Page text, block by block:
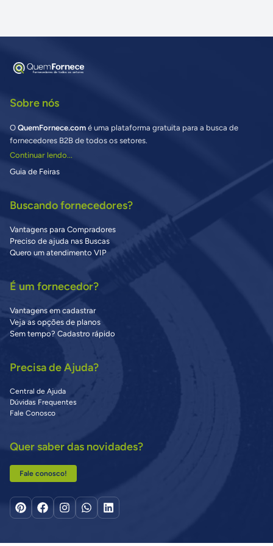
Sobre nós
O QuemFornece.com é uma plataforma gratuita para a busca de
fornecedores B2B de todos os setores.
Continuar lendo...
Guia de Feiras
Buscando fornecedores?
Vantagens para Compradores
Preciso de ajuda nas Buscas
Quero um atendimento VIP
É um fornecedor?
Vantagens em cadastrar
Veja as opções de planos
Sem tempo? Cadastro rápido
Precisa de Ajuda?
Central de Ajuda
Dúvidas Frequentes
Fale Conosco
Quer saber das novidades?
Fale conosco!